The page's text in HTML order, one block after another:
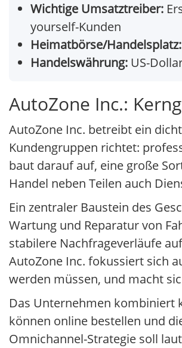
Wichtige Umsatztreiber:
yourself-Kunden
Heimatbörse/Handelsplatz:
Handelswährung: US-
AutoZone Inc.:
AutoZone Inc. betreibt ein
Kundengruppen richtet:
baut darauf auf, eine große
Handel neben Teilen auch
Ein zentraler Baustein des
Wartung und Reparatur von
stabilere Nachfrageverläufe
AutoZone Inc. fokussiert sich
werden müssen, und macht
Das Unternehmen kombiniert
können online bestellen und
Omnichannel-Strategie soll